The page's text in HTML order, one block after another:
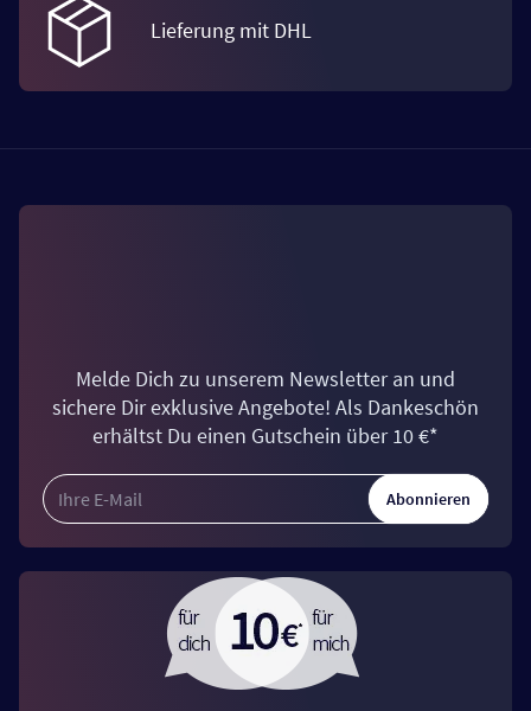
Lieferung mit DHL
Melde Dich zu unserem Newsletter an und
sichere Dir exklusive Angebote! Als Dankeschön
erhältst Du einen Gutschein über 10 €*
Abonnieren